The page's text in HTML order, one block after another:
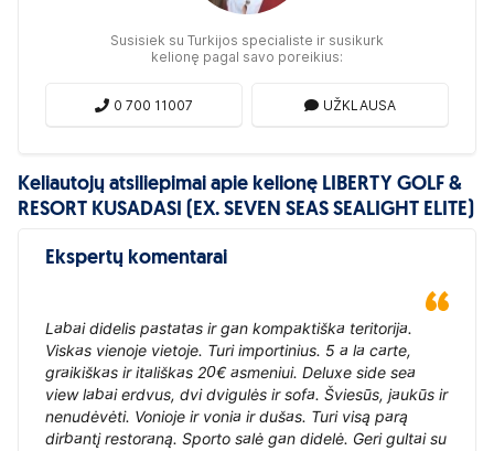
Susisiek su Turkijos specialiste ir susikurk
kelionę pagal savo poreikius:
0 700 11007 UŽKLAUSA
Keliautojų atsiliepimai apie kelionę LIBERTY GOLF &
RESORT KUSADASI (EX. SEVEN SEAS SEALIGHT ELITE)
Ekspertų komentarai
Labai didelis pastatas ir gan kompaktiška teritorija.
Viskas vienoje vietoje. Turi importinius. 5 a la carte,
graikiškas ir itališkas 20€ asmeniui. Deluxe side sea
view labai erdvus, dvi dvigulės ir sofa. Šviesūs, jaukūs ir
nenudėvėti. Vonioje ir vonia ir dušas. Turi visą parą
dirbantį restoraną. Sporto salė gan didelė. Geri gultai su